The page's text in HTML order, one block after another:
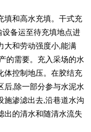
和高水充填。干式充
备运至待充填地点进
大和劳动强度小,能满
的需要。充入采场的水
体控制地压。在胶结充
后,除一部分参与水泥水
施渗滤出去,沿巷道水沟
出的清水和随清水流失